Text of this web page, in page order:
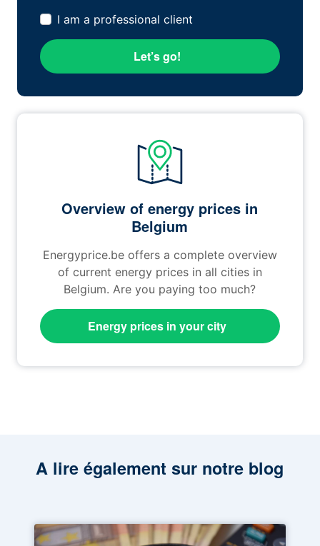
I am a professional client
Let’s go!
Overview of energy prices in
Belgium
Energyprice.be offers a complete overview
of current energy prices in all cities in
Belgium. Are you paying too much?
Energy prices in your city
A lire également sur notre blog